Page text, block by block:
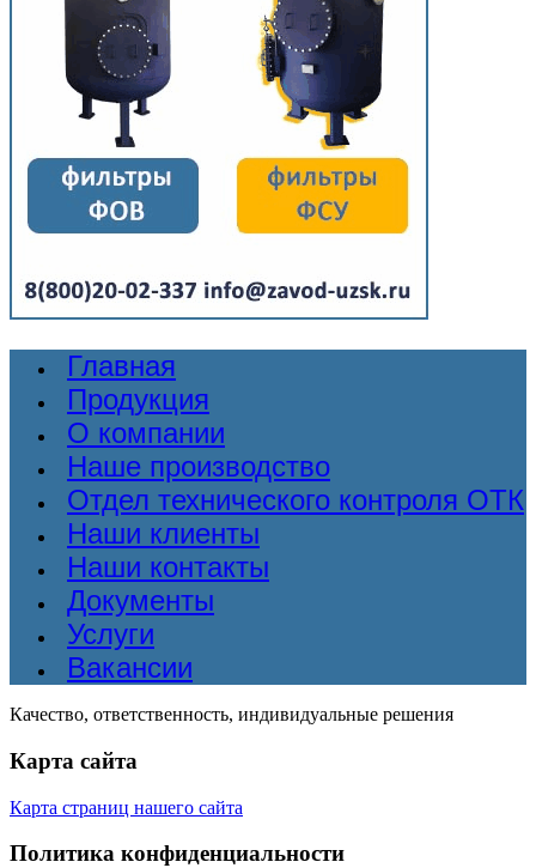
Главная
Продукция
О компании
Наше производство
Отдел технического контроля ОТК
Наши клиенты
Наши контакты
Документы
Услуги
Вакансии
Качество, ответственность, индивидуальные решения
Карта сайта
Карта страниц нашего сайта
Политика конфиденциальности